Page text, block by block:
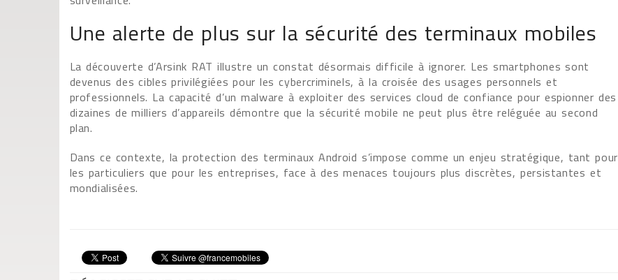
Une alerte de plus sur la sécurité des terminaux mobiles
La découverte d’Arsink RAT illustre un constat désormais difficile à ignorer. Les smartphones sont
devenus des cibles privilégiées pour les cybercriminels, à la croisée des usages personnels et
professionnels. La capacité d’un malware à exploiter des services cloud de confiance pour espionner des
dizaines de milliers d’appareils démontre que la sécurité mobile ne peut plus être reléguée au second
plan.
Dans ce contexte, la protection des terminaux Android s’impose comme un enjeu stratégique, tant pour
les particuliers que pour les entreprises, face à des menaces toujours plus discrètes, persistantes et
mondialisées.